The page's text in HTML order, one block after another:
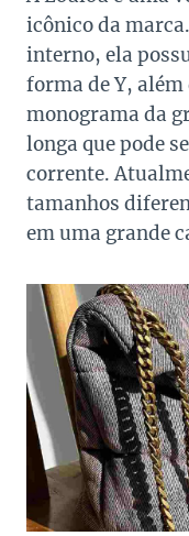
icônico da
interno, ela
forma de Y, além
monograma da
longa que pode
corrente.
tamanhos
em uma grande